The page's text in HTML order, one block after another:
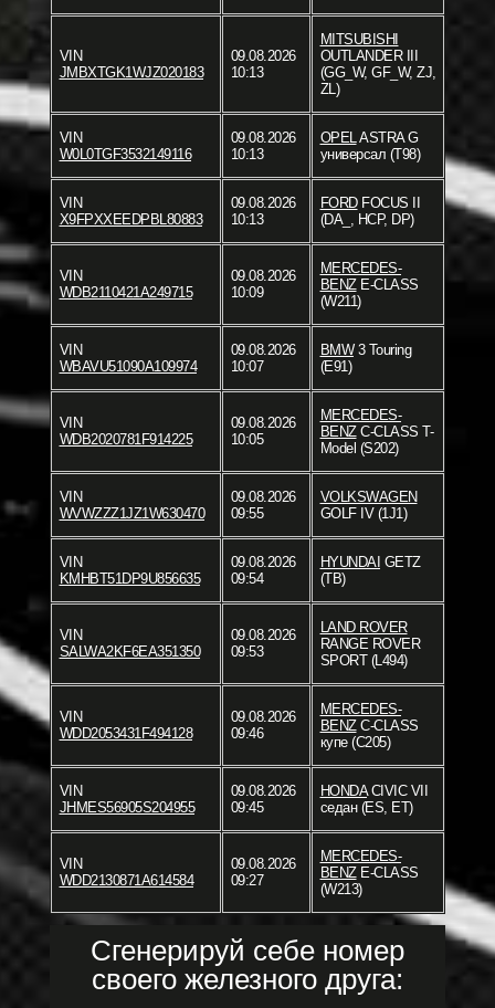
VIN
JMBXTGK1WJZ020183
09.08.2026
10:13
MITSUBISHI
OUTLANDER III
(GG_W, GF_W, ZJ,
ZL)
VIN
W0L0TGF3532149116
09.08.2026
10:13
OPEL ASTRA G
универсал (T98)
VIN
X9FPXXEEDPBL80883
09.08.2026
10:13
FORDFOCUS II
(DA_, HCP, DP)
VIN
WDB2110421A249715
09.08.2026
10:09
MERCEDES-
BENZE-CLASS
(W211)
VIN
WBAVU51090A109974
09.08.2026
10:07
BMW3 Touring
(E91)
VIN
WDB2020781F914225
09.08.2026
10:05
MERCEDES-
BENZC-CLASS T-
Model (S202)
VIN
WVWZZZ1JZ1W630470
09.08.2026
09:55
VOLKSWAGEN
GOLF IV (1J1)
VIN
KMHBT51DP9U856635
09.08.2026
09:54
HYUNDAI GETZ
(TB)
VIN
SALWA2KF6EA351350
09.08.2026
09:53
LAND ROVER
RANGE ROVER
SPORT (L494)
VIN
WDD2053431F494128
09.08.2026
09:46
MERCEDES-
BENZC-CLASS
купе (C205)
VIN
JHMES56905S204955
09.08.2026
09:45
HONDACIVIC VII
седан (ES, ET)
VIN
WDD2130871A614584
09.08.2026
09:27
MERCEDES-
BENZE-CLASS
(W213)
Сгенерируй себе номер
своего железного друга: